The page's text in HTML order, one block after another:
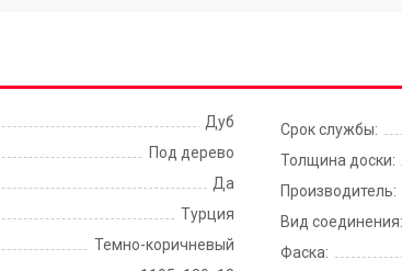
Дуб
Под дерево
Да
Турция
Темно-коричневый
Срок службы:
Толщина доски:
Производитель:
Вид соединения:
Фаска: